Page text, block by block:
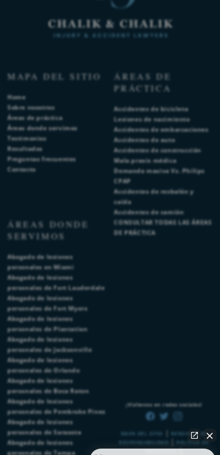
MAPA DEL SITIO
Home
Sobre nosotros
Áreas de práctica
Áreas donde servimos
Testimonios
Resultados
Preguntas frecuentes
Contacto
ÁREAS DE
PRÁCTICA
Accidentes de bicicleta
Lesiones de nacimiento
Accidentes de embarcaciones
Accidentes de auto
Accidentes de construcción
Mala praxis médica
Demanda masiva Vs. Philips
CPAP
Accidentes de resbalón y
caída
Accidentes de camión
CONSULTAR TODAS LAS ÁREAS
DE PRÁCTICA
ÁREAS DONDE
SERVIMOS
Abogado de lesiones
personales en Miami
Abogado de lesiones
personales de Fort Lauderdale
Abogado de lesiones
personales de Fort Myers
Abogado de lesiones
personales de Plantation
Abogado de lesiones
personales de Jacksonville
Abogado de lesiones
personales de Orlando
Abogado de lesiones
personales de Boca Raton
Abogado de lesiones
personales de Pembroke Pines
Abogado de lesiones
personales de Sarasota
Abogado de lesiones
personales de Tampa
MAPA DEL SITIO
RENUNCIA DE
RESPONSABILIDAD
POLÍTICA DE
|
¡Visítenos en redes sociales!